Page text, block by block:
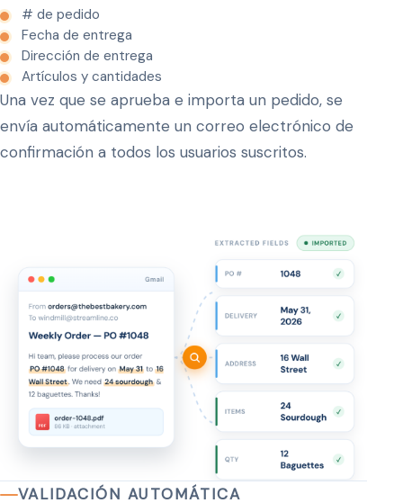
# de pedido
Fecha de entrega
Dirección de entrega
Artículos y cantidades
Una vez que se aprueba e importa un pedido, se
envía automáticamente un correo electrónico de
confirmación a todos los usuarios suscritos.
VALIDACIÓN AUTOMÁTICA